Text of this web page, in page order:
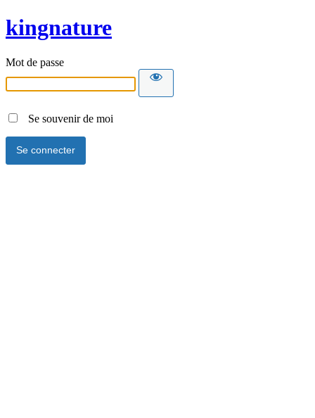
kingnature
Mot de passe
Se souvenir de moi